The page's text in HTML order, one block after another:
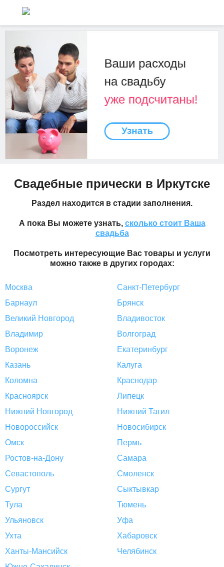
Свадебные прически в Иркутске
Раздел находится в стадии заполнения.
А пока Вы можете узнать, сколько стоит Ваша
свадьба
Посмотреть интересующие Вас товары и услуги
можно также в других городах:
Москва
Санкт-Петербург
Барнаул
Брянск
Великий Новгород
Владивосток
Владимир
Волгоград
Воронеж
Екатеринбург
Казань
Калуга
Коломна
Краснодар
Красноярск
Липецк
Нижний Новгород
Нижний Тагил
Новороссийск
Новосибирск
Омск
Пермь
Ростов-на-Дону
Самара
Севастополь
Смоленск
Сургут
Сыктывкар
Тула
Тюмень
Ульяновск
Уфа
Ухта
Хабаровск
Ханты-Мансийск
Челябинск